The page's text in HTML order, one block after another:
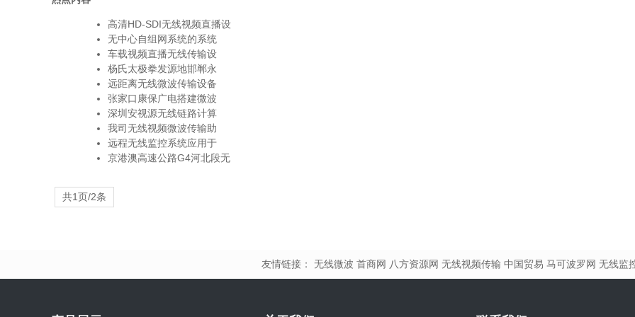
高清HD-SDI无线视频直播设
无中心自组网系统的系统
车载视频直播无线传输设
杨氏太极拳发源地邯郸永
远距离无线微波传输设备
张家口康保广电搭建微波
深圳安视源无线链路计算
我司无线视频微波传输助
远程无线监控系统应用于
京港澳高速公路G4河北段无
共1页/2条
友情链接： 无线微波 首商网 八方资源网 无线视频传输 中国贸易 马可波罗网 无线监